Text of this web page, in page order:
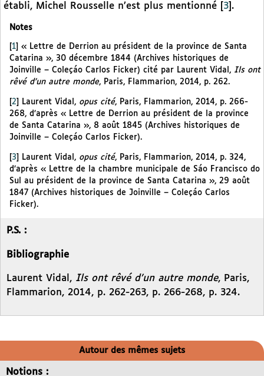
établi, Michel Rousselle n’est plus mentionné
3 .
Notes
1
« Lettre de Derrion au président de la province de Santa
Catarina », 30 décembre 1844 (Archives historiques de
Joinville – Coleçáo Carlos Ficker) cité par Laurent Vidal, Ils ont
rêvé d’un autre monde, Paris, Flammarion, 2014, p. 262.
2 Laurent Vidal, opus cité, Paris, Flammarion, 2014, p. 266-
268, d’après « Lettre de Derrion au président de la province
de Santa Catarina », 8 août 1845 (Archives historiques de
Joinville – Coleçáo Carlos Ficker).
[3] Laurent Vidal, opus cité, Paris, Flammarion, 2014, p. 324,
d’après « Lettre de la chambre municipale de Sáo Francisco do
Sul au président de la province de Santa Catarina », 29 août
1847 (Archives historiques de Joinville – Coleçáo Carlos
Ficker).
P.S. :
Bibliographie
Laurent Vidal, Ils ont rêvé d’un autre monde, Paris,
Flammarion, 2014, p. 262-263, p. 266-268, p. 324.
Autour des mêmes sujets
Notions :